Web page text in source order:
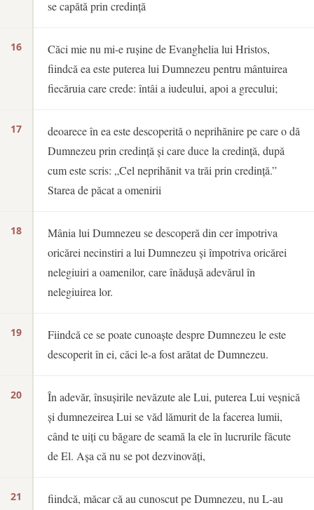
16
17
18
19
20
21
se capătă prin credință
Căci mie nu mi-e rușine de Evanghelia lui Hristos,
fiindcă ea este puterea lui Dumnezeu pentru mântuirea
fiecăruia care crede: întâi a iudeului, apoi a grecului;
deoarece în ea este descoperită o neprihănire pe care o dă
Dumnezeu prin credință și care duce la credință, după
cum este scris: „Cel neprihănit va trăi prin credință.”
Starea de păcat a omenirii
Mânia lui Dumnezeu se descoperă din cer împotriva
oricărei necinstiri a lui Dumnezeu și împotriva oricărei
nelegiuiri a oamenilor, care înădușă adevărul în
nelegiuirea lor.
Fiindcă ce se poate cunoaște despre Dumnezeu le este
descoperit în ei, căci le-a fost arătat de Dumnezeu.
În adevăr, însușirile nevăzute ale Lui, puterea Lui veșnică
și dumnezeirea Lui se văd lămurit de la facerea lumii,
când te uiți cu băgare de seamă la ele în lucrurile făcute
de El. Așa că nu se pot dezvinovăți,
fiindcă, măcar că au cunoscut pe Dumnezeu, nu L-au